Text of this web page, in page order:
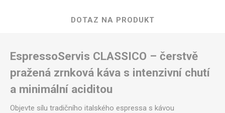
DOTAZ NA PRODUKT
EspressoServis CLASSICO – čerstvě
pražená zrnková káva s intenzivní chutí
a minimální aciditou
Objevte sílu tradičního italského espressa s kávou